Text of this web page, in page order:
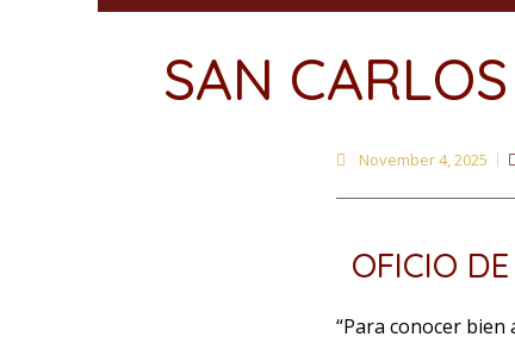
SAN
November 4, 2025
OFICIO
“Para conocer